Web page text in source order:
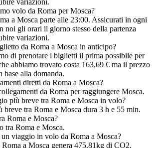
variazioni.
volo da Roma per Mosca?
a Mosca parte alle 23:00. Assicurati in ogni
noi gli orari il giorno stesso della partenza
variazioni.
da Roma a Mosca in anticipo?
di prenotare i biglietti il prima possibile per
abbiamo trovato costa 163,69 € ma il prezzo
base alla domanda.
diretti da Roma a Mosca?
da Roma per raggiungere Mosca.
più breve tra Roma e Mosca in volo?
tra Roma e Mosca dura 3 h e 55 min.
Roma e Mosca?
tra Roma e Mosca.
viaggio in volo da Roma a Mosca?
a Mosca genera 475.81kg di CO2.